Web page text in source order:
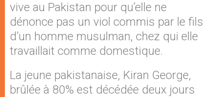
vive au Pakistan pour qu’elle ne
dénonce pas un viol commis par le fils
d’un homme musulman, chez qui elle
travaillait comme domestique.
La jeune pakistanaise, Kiran George,
brûlée à 80% est décédée deux jours